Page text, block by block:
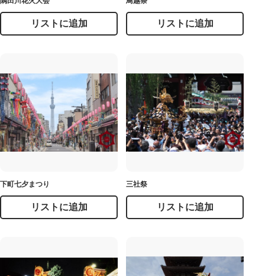
リストに追加 リストに追加
下町七夕まつり
リストに追加
三社祭
リストに追加